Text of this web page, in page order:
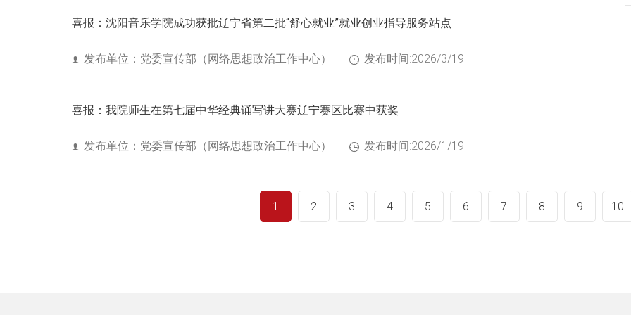
喜报：沈阳音乐学院成功获批辽宁省第二批“舒心就业”就业创业指导服务站点
发布单位：党委宣传部（网络思想政治工作中心） 发布时间:2026/3/19
喜报：我院师生在第七届中华经典诵写讲大赛辽宁赛区比赛中获奖
发布单位：党委宣传部（网络思想政治工作中心） 发布时间:2026/1/19
1 2 3 4 5 6 7 8 9 10